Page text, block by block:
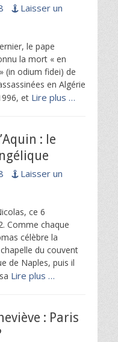
Laisser un
le pape
la mort « en
(in odium fidei) de
en Algérie
et Lire plus …
: le
Laisser un
ce 6
Comme chaque
célèbre la
du couvent
de Naples, puis il
Lire plus …
: Paris